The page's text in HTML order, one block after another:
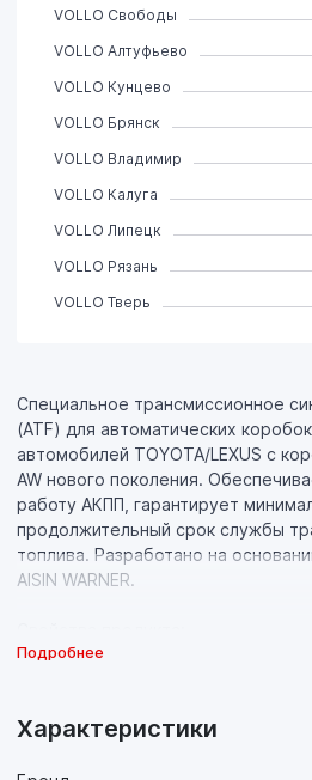
Специальное трансмиссионное
(ATF) для автоматических
автомобилей TOYOTA/LEXUS c
AW нового поколения.
работу АКПП, гарантирует
продолжительный срок службы
топлива. Разработано на
AISIN WARNER.
- Синтетическая основа
свои свойства в широком
Подробнее
Характеристики
VOLLO Свободы
VOLLO Алтуфьево
VOLLO Кунцево
VOLLO Брянск
VOLLO Владимир
VOLLO Калуга
VOLLO Липецк
VOLLO Рязань
VOLLO Тверь